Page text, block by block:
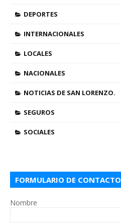
DEPORTES
INTERNACIONALES
LOCALES
NACIONALES
NOTICIAS DE SAN LORENZO.
SEGUROS
SOCIALES
FORMULARIO DE CONTACTO
Nombre